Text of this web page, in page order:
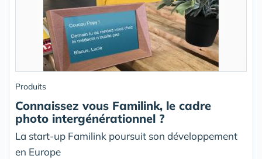
Produits
Connaissez vous Familink, le cadre
photo intergénérationnel ?
La start-up Familink poursuit son développement
en Europe